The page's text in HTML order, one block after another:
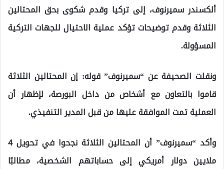
ألكسندر سميرنوف، إلى تركيا وقدم شكوى بحق المحتالين
الثلاثة وقدم توضيحات تؤكد عملية الاحتيال للجهات التركية
المسؤولة.
ونقلت الصحيفة عن “سميرنوف” قوله: إن المحتالين الثلاثة
قاموا بالتعاون مع أشخاص من داخل البورصة، لإظهار أن
العملية تمت الموافقة عليها من قبل المدير التنفيذي.
وأكد “سميرنوف” أن المحتالين الثلاثة نجحوا في تحويل 4
ملايين دولار أمريكي إلى حساباتهم الشخصية، مطالبًا